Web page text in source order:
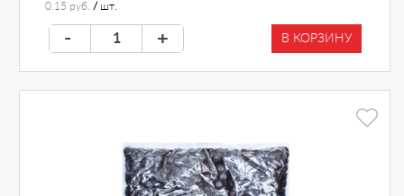
0.15 руб. / шт.
- + В КОРЗИНУ